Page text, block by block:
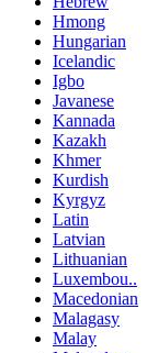
Hmong
Hungarian
Icelandic
Igbo
Javanese
Kannada
Kazakh
Khmer
Kurdish
Kyrgyz
Latin
Latvian
Lithuanian
Luxembou..
Macedonian
Malagasy
Malay